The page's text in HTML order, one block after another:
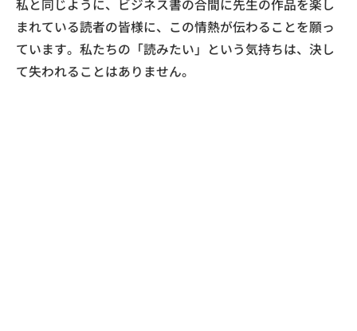
私と同じように、ビジネス書の合間に先生の作品を楽し
まれている読者の皆様に、この情熱が伝わることを願っ
ています。私たちの「読みたい」という気持ちは、決し
て失われることはありません。